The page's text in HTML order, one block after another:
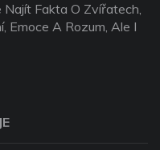
Najít Fakta O Zvířatech,
Emoce A Rozum, Ale I